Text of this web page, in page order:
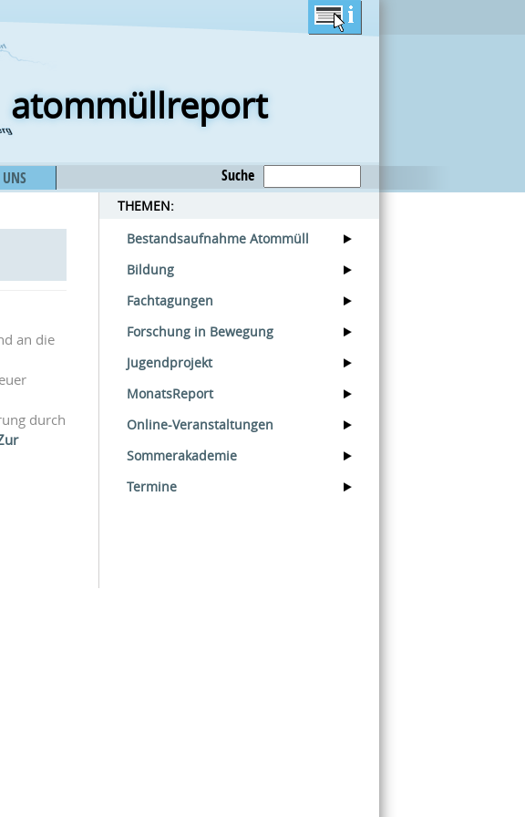
atommüllreport
Suche
an die
durch
THEMEN:
Bestandsaufnahme Atommüll
Bildung
Fachtagungen
Forschung in Bewegung
Jugendprojekt
MonatsReport
Online-Veranstaltungen
Sommerakademie
Termine